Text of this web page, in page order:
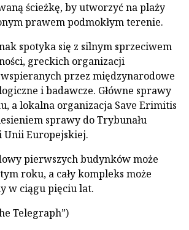
ścieżkę, by utworzyć na plaży
prawem podmokłym terenie.
spotyka się z silnym sprzeciwem
greckich organizacji
przez międzynarodowe
i badawcze. Główne sprawy
a lokalna organizacja Save Erimitis
sprawy do Trybunału
Unii Europejskiej.
pierwszych budynków może
roku, a cały kompleks może
w ciągu pięciu lat.
Telegraph”)